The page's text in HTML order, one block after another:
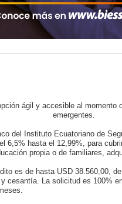
ágil y accesible al momento
emergentes.
del Instituto Ecuatoriano de
6,5% hasta el 12,99%, para
propia o de familiares,
es de hasta USD 38.560,00,
cesantía. La solicitud es 100%